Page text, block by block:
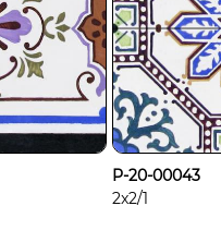
P-20-00043
2x2/1